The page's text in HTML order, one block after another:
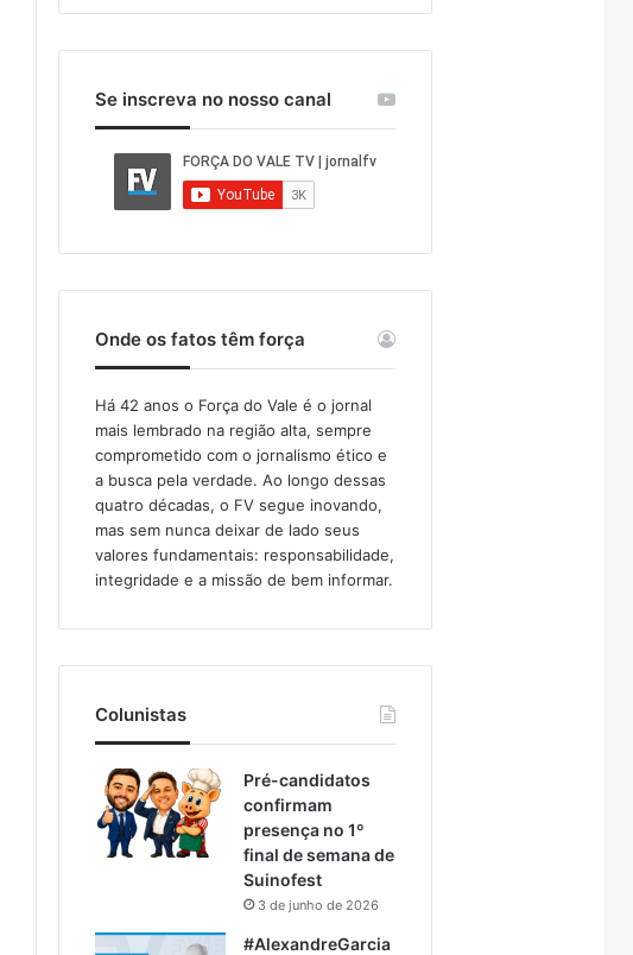
Se inscreva no nosso canal
Onde os fatos têm força
Há 42 anos o Força do Vale é o jornal
mais lembrado na região alta, sempre
comprometido com o jornalismo ético e
a busca pela verdade. Ao longo dessas
quatro décadas, o FV segue inovando,
mas sem nunca deixar de lado seus
valores fundamentais: responsabilidade,
integridade e a missão de bem informar.​
Colunistas
Pré-candidatos
confirmam
presença no 1º
final de semana de
Suinofest
3 de junho de 2026
#AlexandreGarcia